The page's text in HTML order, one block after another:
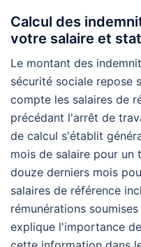
Calcul des
votre salaire et
Le montant des
sécurité sociale repose
compte les salaires de
précédant l'arrêt de
de calcul s'établit
mois de salaire pour un
douze derniers mois
salaires de référence
rémunérations
explique l'importance